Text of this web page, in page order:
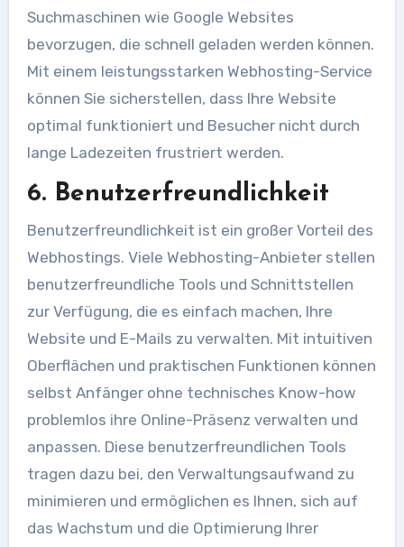
Suchmaschinen wie Google Websites
bevorzugen, die schnell geladen werden können.
Mit einem leistungsstarken Webhosting-Service
können Sie sicherstellen, dass Ihre Website
optimal funktioniert und Besucher nicht durch
lange Ladezeiten frustriert werden.
6. Benutzerfreundlichkeit
Benutzerfreundlichkeit ist ein großer Vorteil des
Webhostings. Viele Webhosting-Anbieter stellen
benutzerfreundliche Tools und Schnittstellen
zur Verfügung, die es einfach machen, Ihre
Website und E-Mails zu verwalten. Mit intuitiven
Oberflächen und praktischen Funktionen können
selbst Anfänger ohne technisches Know-how
problemlos ihre Online-Präsenz verwalten und
anpassen. Diese benutzerfreundlichen Tools
tragen dazu bei, den Verwaltungsaufwand zu
minimieren und ermöglichen es Ihnen, sich auf
das Wachstum und die Optimierung Ihrer